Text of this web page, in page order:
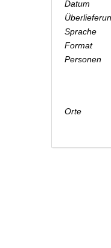
Datum
Sprache
Format
Personen
Orte